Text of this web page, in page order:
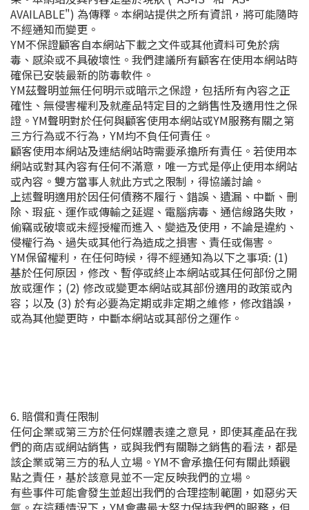
AVAILABLE") 為傳釋。本網站提供之所有資訊，將可能隨時
不經通知而變更。
YM不保證顧客自本網站下載之文件或其他資料可免於病
毒、感染或不具破壞性。我們建議所有顧客在使用本網站時
確保已安裝最新的防毒軟件。
YM茲聲明並無任何明示或暗示之保證，包括所有內容之正
確性、無侵害權利及就產品特定目的之銷售性及適用性之保
證。YM聲明對於任何與顧客使用本網站或YM服務有關之第
三方行為或不行為，YM均不負任何責任。
顧客使用本網站及連結網站時需要承擔所有責任。若使用本
網站或對其內容有任何不滿意，唯一方式是停止使用本網站
或內容。雙方當事人就此方式之限制，得協議討論。
上述聲明適用於因任何債務不履行、錯誤、遺漏、中斷、刪
除、瑕疵、運作或傳輸之延遲、電腦病毒、通信線路失敗，
偷竊或破壞或未經授權而進入、變造及使用，不論是違約、
侵權行為、過失或其他行為造成之損害、責任或傷害。
YM保留權利，在任何時候，得不經通知為以下之事項: (1)
基於任何原因，修改、暫停或終止本網站或其任何部份之開
放或運作；(2) 修改或變更本網站或其部份適用的政策或內
容；以及 (3) 於有必要為定期或非定期之維修，修改錯誤，
或為其他變更時，中斷本網站或其部份之運作。
6. 賠償和責任限制
任何企業或第三方於任何媒體表達之意見，即使其產品在我
們的商店或網站銷售，或與我們有關聯之銷售的看法，都是
該企業或第三方的私人立場。YM不會承擔任何有關此類觀
點之責任，基於該意見並不一定反映我們的立場。
有些事件可能會發生並超出我們的合理控制範圍，如惡劣天